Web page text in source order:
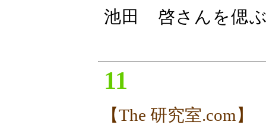
池田 啓さんを偲
11
【The 研究室.com】